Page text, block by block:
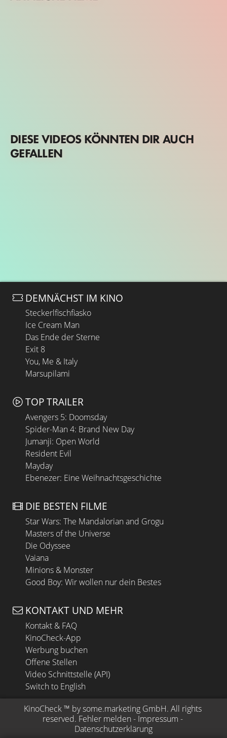
DIESE VIDEOS KÖNNTEN DIR AUCH
GEFALLEN
DEMNÄCHST IM KINO
Steckerlfischfiasko
Ice Cream Man
Das Ende der Sterne
Exit 8
You, Me & Italy
Marsupilami
TOP TRAILER
Avengers 5: Doomsday
Spider-Man 4: Brand New Day
Jumanji: Open World
Resident Evil
Mayday
Ebenezer: Eine Weihnachtsgeschichte
DIE BESTEN FILME
Star Wars: The Mandalorian and Grogu
Masters of the Universe
Die Odyssee
Vaiana
Minions & Monster
Good Boy: Wir wollen nur dein Bestes
KONTAKT UND MEHR
Kontakt & FAQ
KinoCheck-App
Werbung buchen
Offene Stellen
Video Schnittstelle (API)
Switch to English
KinoCheck ™ by some.marketing GmbH. All rights
reserved. Fehler melden - Impressum -
Datenschutzerklärung